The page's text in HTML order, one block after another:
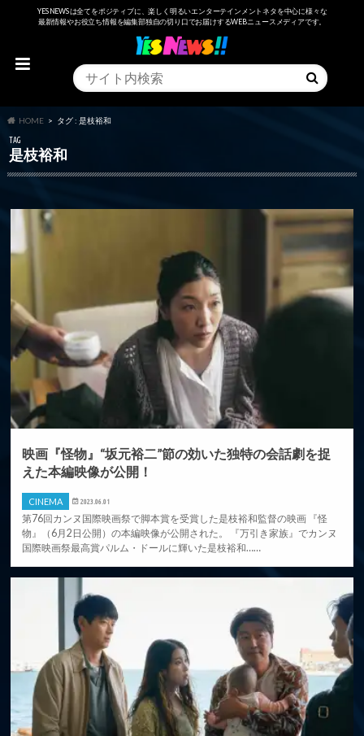
YESNEWSは全てをポジティブに、楽しく明るいエンターテインメントネタを中心に様々な
最新情報やお役立ち情報を編集部独自の切り口でお届けするWEBニュースメディアです。
HOME タグ : 是枝裕和
TAG
是枝裕和
映画『怪物』“坂元裕二”節の効いた独特の会話劇を捉
えた本編映像が公開！
CINEMA 2023.06.01
第76回カンヌ国際映画祭で脚本賞を受賞した是枝裕和監督の映画 『怪
物』（6月2日公開）の本編映像が公開された。 『万引き家族』でカンヌ
国際映画祭最高賞パルム・ドールに輝いた是枝裕和……